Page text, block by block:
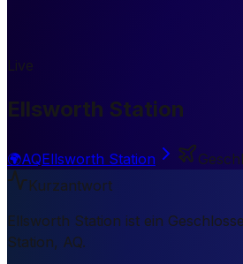
Live
Ellsworth Station
🌍AQEllsworth Station
Kurzantwort
Ellsworth Station ist ein
Station, AQ.